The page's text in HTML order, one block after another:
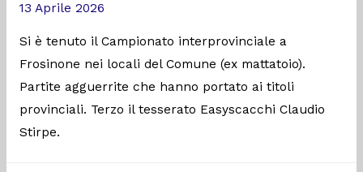
13 Aprile 2026
Si è tenuto il Campionato interprovinciale a
Frosinone nei locali del Comune (ex mattatoio).
Partite agguerrite che hanno portato ai titoli
provinciali. Terzo il tesserato Easyscacchi Claudio
Stirpe.